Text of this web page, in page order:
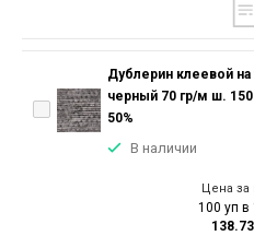
Дублерин клеевой на
черный 70 гр/м ш.
50%
В наличии
Цена за
100 уп в